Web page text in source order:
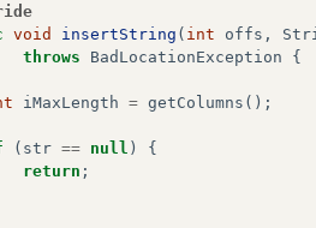
void insertString ( int offs ,
throws
BadLocationException {
iMaxLength = getColumns ();
( str == null )
{
return ;